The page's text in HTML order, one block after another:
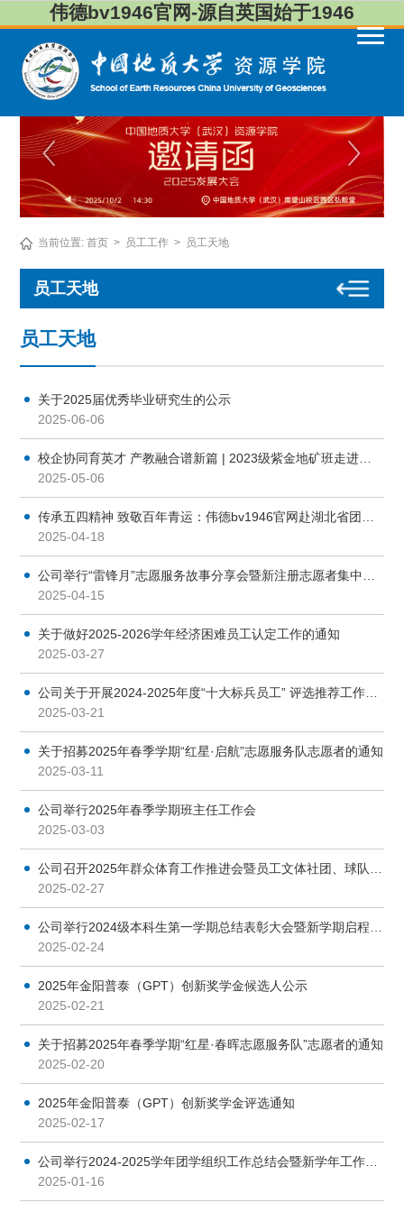
伟德bv1946官网-源自英国始于1946
当前位置:首页 > 员工工作 > 员工天地
员工天地
员工天地
关于2025届优秀毕业研究生的公示
2025-06-06
校企协同育英才 产教融合谱新篇 | 2023级紫金地矿班走进紫金矿业访学
2025-05-06
传承五四精神 致敬百年青运：伟德bv1946官网赴湖北省团校举行青马工程“强基班”专题培训
2025-04-18
公司举行“雷锋月”志愿服务故事分享会暨新注册志愿者集中入会宣誓仪式
2025-04-15
关于做好2025-2026学年经济困难员工认定工作的通知
2025-03-27
公司关于开展2024-2025年度“十大标兵员工” 评选推荐工作的通知
2025-03-21
关于招募2025年春季学期“红星·启航”志愿服务队志愿者的通知
2025-03-11
公司举行​2025年春季学期班主任工作会
2025-03-03
公司召开2025年群众体育工作推进会暨员工文体社团、球队业务指导会
2025-02-27
公司举行2024级本科生第一学期总结表彰大会暨新学期启程收心会
2025-02-24
2025年金阳普泰（GPT）创新奖学金候选人公示
2025-02-21
关于招募2025年春季学期“红星·春晖志愿服务队”志愿者的通知
2025-02-20
2025年金阳普泰（GPT）创新奖学金评选通知
2025-02-17
公司举行2024-2025学年团学组织工作总结会暨新学年工作务虚会
2025-01-16